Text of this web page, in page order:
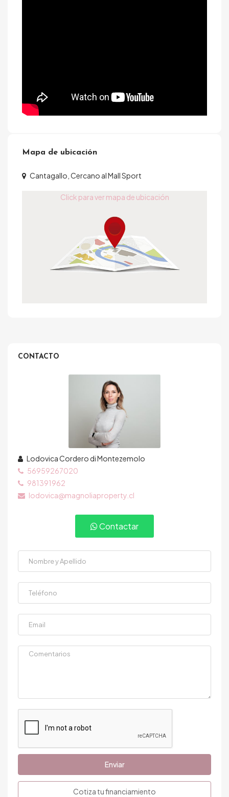
Mapa de ubicación
Cantagallo, Cercano al Mall Sport
Click para ver mapa de ubicación
CONTACTO
Lodovica Cordero di Montezemolo
56959267020
981391962
lodovica@magnoliaproperty.cl
Contactar
Enviar
Cotiza tu financiamiento